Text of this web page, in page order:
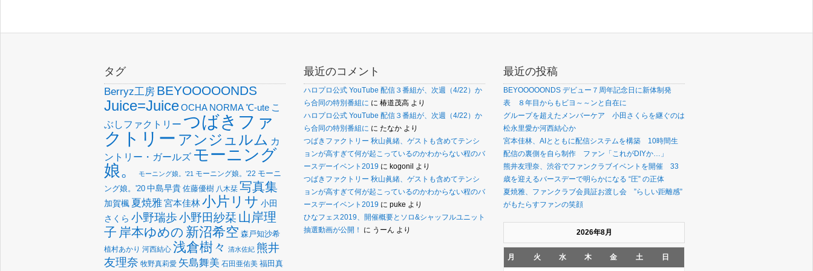
タグ
Berryz工房 BEYOOOOONDS
Juice=JuiceOCHA NORMA℃-ute こ
ぶしファクトリー つばきファ
クトリー アンジュルム カ
ントリー・ガールズ モーニング
娘。
モーニング娘。'21 モーニング娘。'22 モーニ
ング娘。'20 中島早貴 佐藤優樹 八木栞 写真集
加賀楓 夏焼雅宮本佳林小片リサ 小田
さくら 小野瑞歩小野田紗栞 山岸理
子 岸本ゆめの 新沼希空 森戸知沙希
植村あかり 河西結心 浅倉樹々 清水佐紀 熊井
友理奈 牧野真莉愛 矢島舞美 石田亜佑美 福田真
最近のコメント
ハロプロ公式 YouTube 配信３番組が、次週（4/22）か
ら合同の特別番組に に 椿道茂高 より
ハロプロ公式 YouTube 配信３番組が、次週（4/22）か
ら合同の特別番組に に たなか より
つばきファクトリー 秋山眞緒、ゲストも含めてテンシ
ョンが高すぎて何が起こっているのかわからない程のバ
ースデーイベント2019 に kogonil より
つばきファクトリー 秋山眞緒、ゲストも含めてテンシ
ョンが高すぎて何が起こっているのかわからない程のバ
ースデーイベント2019 に puke より
ひなフェス2019、開催概要とソロ&シャッフルユニット
抽選動画が公開！
に うーん より
最近の投稿
BEYOOOOONDS デビュー７周年記念日に新体制発
表 ８年目からもビヨ～～ンと自在に
グループを超えたメンバーケア 小田さくらを継ぐのは
松永里愛か河西結心か
宮本佳林、AIとともに配信システムを構築 10時間生
配信の裏側を自ら制作 ファン「これがDIYか…」
熊井友理奈、渋谷でファンクラブイベントを開催 33
歳を迎えるバースデーで明らかになる “圧” の正体
夏焼雅、ファンクラブ会員証お渡し会 ”らしい距離感”
がもたらすファンの笑顔
2026年8月
月 火 水 木 金 土 日